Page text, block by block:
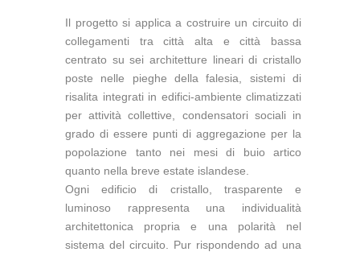
Il progetto si applica a costruire un circuito di
collegamenti tra città alta e città bassa
centrato su sei architetture lineari di cristallo
poste nelle pieghe della falesia, sistemi di
risalita integrati in edifici-ambiente climatizzati
per attività collettive, condensatori sociali in
grado di essere punti di aggregazione per la
popolazione tanto nei mesi di buio artico
quanto nella breve estate islandese.
Ogni edificio di cristallo, trasparente e
luminoso rappresenta una individualità
architettonica propria e una polarità nel
sistema del circuito. Pur rispondendo ad una